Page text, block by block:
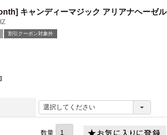
キャンディーマジック アリアナヘーゼル
割引クーポン対象外